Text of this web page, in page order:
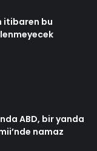
itibaren bu
ABD, bir yanda
namaz